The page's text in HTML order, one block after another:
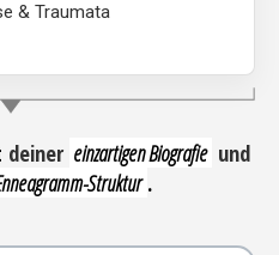
& Traumata
deiner einzartigen Biografie und
Struktur .